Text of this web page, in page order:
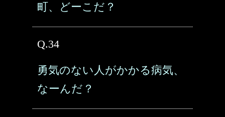
町、どーこだ？
Q.34
勇気のない人がかかる病気、
なーんだ？